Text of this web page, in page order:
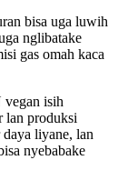
bisa uga luwih
nglibatake
gas omah kaca
isih
lan produksi
daya liyane, lan
nyebabake